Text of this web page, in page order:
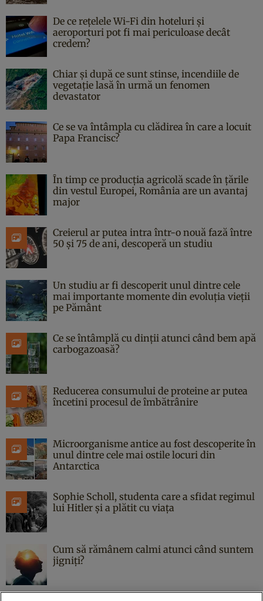
De ce rețelele Wi-Fi din hoteluri și
aeroporturi pot fi mai periculoase decât
credem?
Chiar și după ce sunt stinse, incendiile de
vegetație lasă în urmă un fenomen
devastator
Ce se va întâmpla cu clădirea în care a locuit
Papa Francisc?
În timp ce producția agricolă scade în țările
din vestul Europei, România are un avantaj
major
Creierul ar putea intra într-o nouă fază între
50 și 75 de ani, descoperă un studiu
Un studiu ar fi descoperit unul dintre cele
mai importante momente din evoluția vieții
pe Pământ
Ce se întâmplă cu dinții atunci când bem apă
carbogazoasă?
Reducerea consumului de proteine ar putea
încetini procesul de îmbătrânire
Microorganisme antice au fost descoperite în
unul dintre cele mai ostile locuri din
Antarctica
Sophie Scholl, studenta care a sfidat regimul
lui Hitler și a plătit cu viața
Cum să rămânem calmi atunci când suntem
jigniți?